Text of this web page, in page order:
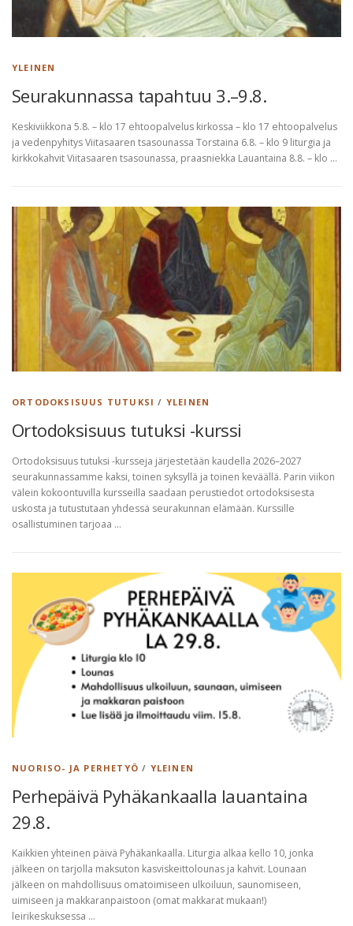
o
h
t
a
i
t
a
YLEINEN
Seurakunnassa tapahtuu 3.–9.8.
Keskiviikkona 5.8. – klo 17 ehtoopalvelus kirkossa – klo 17 ehtoopalvelus
ja vedenpyhitys Viitasaaren tsasounassa Torstaina 6.8. – klo 9 liturgia ja
kirkkokahvit Viitasaaren tsasounassa, praasniekka Lauantaina 8.8. – klo …
ORTODOKSISUUS TUTUKSI / YLEINEN
Ortodoksisuus tutuksi -kurssi
Ortodoksisuus tutuksi -kursseja järjestetään kaudella 2026–2027
seurakunnassamme kaksi, toinen syksyllä ja toinen keväällä. Parin viikon
välein kokoontuvilla kursseilla saadaan perustiedot ortodoksisesta
uskosta ja tutustutaan yhdessä seurakunnan elämään. Kurssille
osallistuminen tarjoaa …
NUORISO- JA PERHETYÖ / YLEINEN
Perhepäivä Pyhäkankaalla lauantaina
29.8.
Kaikkien yhteinen päivä Pyhäkankaalla. Liturgia alkaa kello 10, jonka
jälkeen on tarjolla maksuton kasviskeittolounas ja kahvit. Lounaan
jälkeen on mahdollisuus omatoimiseen ulkoiluun, saunomiseen,
uimiseen ja makkaranpaistoon (omat makkarat mukaan!)
leirikeskuksessa …